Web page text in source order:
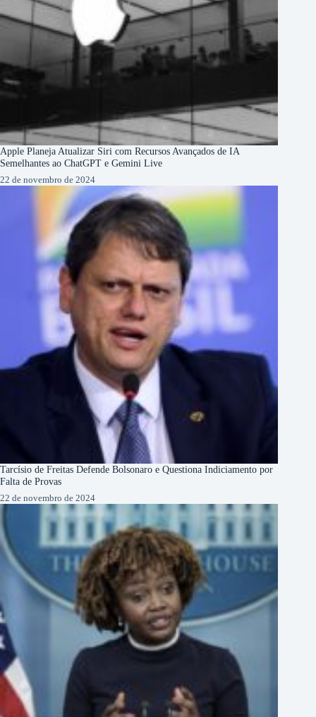
Apple Planeja Atualizar Siri com Recursos Avançados de IA
Semelhantes ao ChatGPT e Gemini Live
22 de novembro de 2024
Tarcísio de Freitas Defende Bolsonaro e Questiona Indiciamento por
Falta de Provas
22 de novembro de 2024